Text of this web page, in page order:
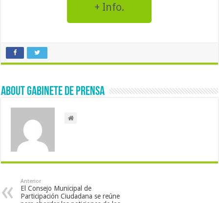
+ Info.
About Gabinete de Prensa
Anterior
El Consejo Municipal de
Participación Ciudadana se reúne